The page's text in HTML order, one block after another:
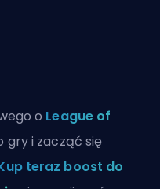
o League of
gry i zacząć się
teraz boost do